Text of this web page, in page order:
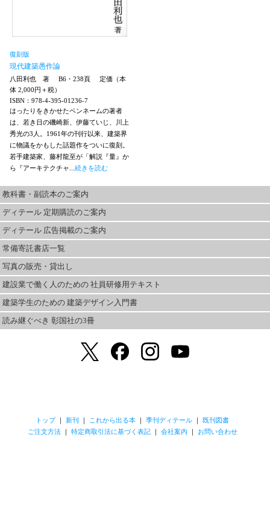
復刻版
現代建築愚作論
八田利也 著 B6・238頁
定価（本
体 2,000円＋税）
ISBN：978-4-395-01236-7
はったりをきかせたペンネームの著者
は、若き日の磯崎新、伊藤ていじ、川上
秀光の3人。1961年の刊行以来、建築界
に物議をかもした話題作をついに復刻。
若手建築家、藤村龍至が「解説『量』か
ら『アーキテクチャ... 続きを読む
教科書・副読本のご案内
ディテール 定期購読のご案内
ディテール 広告掲載のご案内
常備寄託書店一覧
写真の販売・貸出し
建設業で働く人のための 社員研修用テキスト
建築学生のための 建築デザイン入門書
読み継ぐべき 彰国社の3冊
トップ｜ 新刊 これから出る本 ｜季刊ディテール
既刊図書
ご注文方法｜ 特定商取引法に基づく表記｜ 会社案内 お問い合わせ